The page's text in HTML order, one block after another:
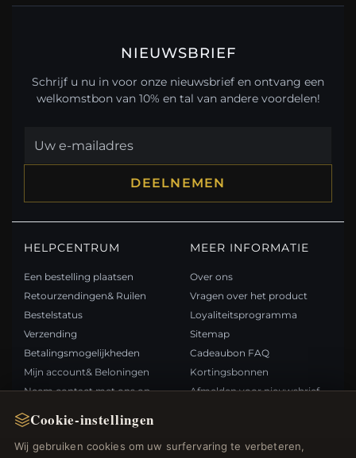
Cookie-instellingen
Wij gebruiken cookies om uw surfervaring te verbeteren,
NIEUWSBRIEF
Schrijf u nu in voor onze nieuwsbrief en ontvang een
welkomstbon van 10% en tal van andere voordelen!
DEELNEMEN
HELPCENTRUM
Een bestelling plaatsen
Retourzendingen& Ruilen
Bestelstatus
Verzending
Betalingsmogelijkheden
Mijn account& Beloningen
Neem contact met ons op
MEER INFORMATIE
Over ons
Vragen over het product
Loyaliteitsprogramma
Sitemap
Cadeaubon FAQ
Kortingsbonnen
Afmelden voor nieuwsbrief